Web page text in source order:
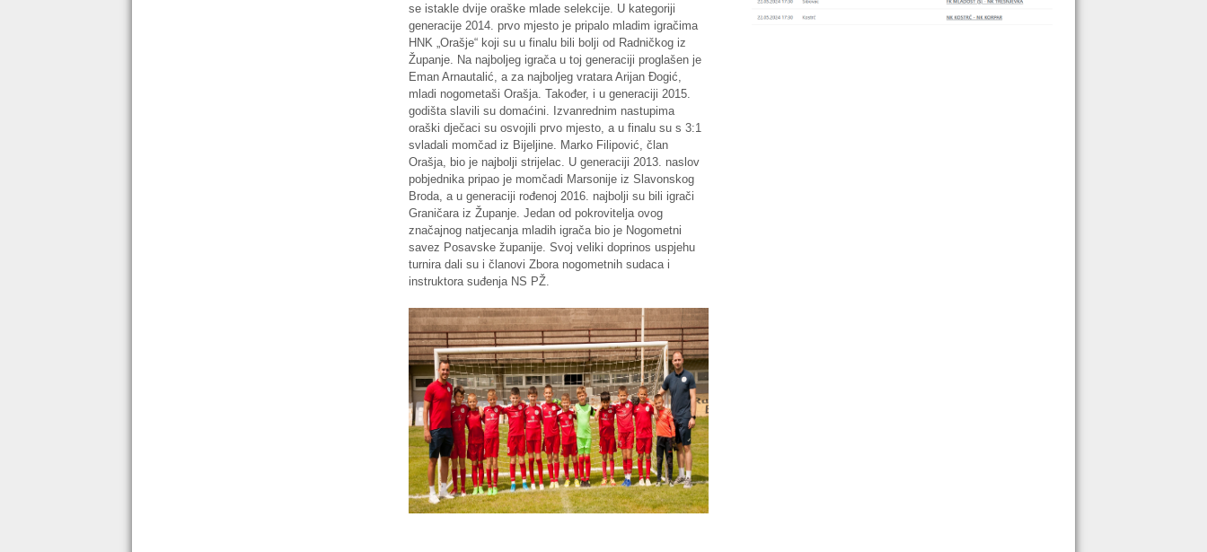
se istakle dvije oraške mlade selekcije. U kategoriji
generacije 2014. prvo mjesto je pripalo mladim igračima
HNK „Orašje“ koji su u finalu bili bolji od Radničkog iz
Županje. Na najboljeg igrača u toj generaciji proglašen je
Eman Arnautalić, a za najboljeg vratara Arijan Đogić,
mladi nogometaši Orašja. Također, i u generaciji 2015.
godišta slavili su domaćini. Izvanrednim nastupima
oraški dječaci su osvojili prvo mjesto, a u finalu su s 3:1
svladali momčad iz Bijeljine. Marko Filipović, član
Orašja, bio je najbolji strijelac. U generaciji 2013. naslov
pobjednika pripao je momčadi Marsonije iz Slavonskog
Broda, a u generaciji rođenoj 2016. najbolji su bili igrači
Graničara iz Županje. Jedan od pokrovitelja ovog
značajnog natjecanja mladih igrača bio je Nogometni
savez Posavske županije. Svoj veliki doprinos uspjehu
turnira dali su i članovi Zbora nogometnih sudaca i
instruktora suđenja NS PŽ.